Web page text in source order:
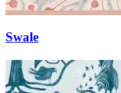
Swale